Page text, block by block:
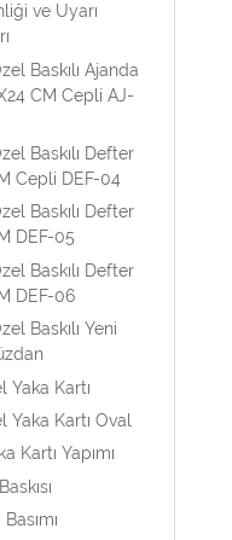
ve Uyarı
Baskılı Ajanda
CM Cepli AJ-
Baskılı Defter
Cepli DEF-04
Baskılı Defter
DEF-05
Baskılı Defter
DEF-06
Baskılı Yeni
Yaka Kartı
Yaka Kartı Oval
Kartı Yapımı